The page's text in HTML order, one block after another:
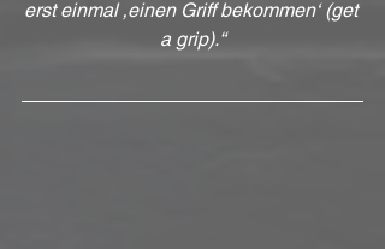
erst einmal ‚einen Griff bekommen‘ (get
a grip).“